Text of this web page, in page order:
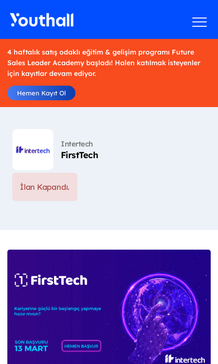
4 haftalık satış odaklı eğitim & gelişim programı Future
Sales Leader Academy başladı! Halen katılmak isteyenler
için kayıtlar devam ediyor.
Hemen Kayıt Ol
Intertech
FirstTech
İlan Kapandı.